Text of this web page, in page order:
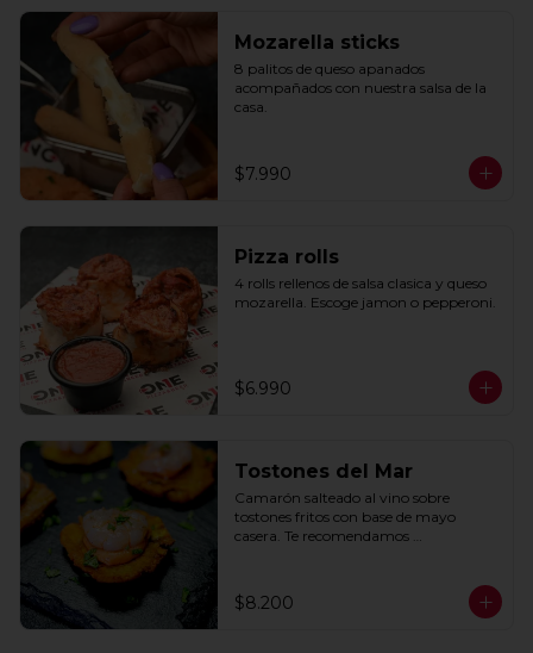
Mozarella sticks
8 palitos de queso apanados
acompañados con nuestra salsa de la
casa.
$7.990
Pizza rolls
4 rolls rellenos de salsa clasica y queso
mozarella. Escoge jamon o pepperoni.
$6.990
Tostones del Mar
Camarón salteado al vino sobre
tostones fritos con base de mayo
casera. Te recomendamos
$8.200